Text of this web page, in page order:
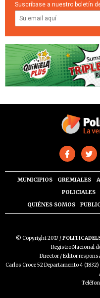
Suscríbase a nuestro boletín
MUNICIPIOS GREMIALES
POLICIALES
QUIÉNES SOMOS
© Copyright 2017 /
Registro Nacional
Director / Editor
Carlos Croce 52 Departamento 4